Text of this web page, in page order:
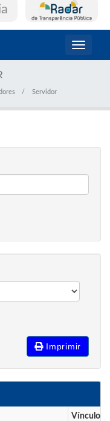
Toggle
Servidor
Imprimir
Vínculo: